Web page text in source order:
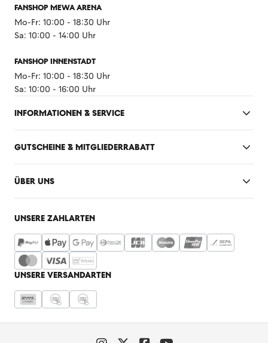
FANSHOP MEWA ARENA
Mo-Fr: 10:00 - 18:30 Uhr
Sa: 10:00 - 14:00 Uhr
FANSHOP INNENSTADT
Mo-Fr: 10:00 - 18:30 Uhr
Sa: 10:00 - 16:00 Uhr
INFORMATIONEN & SERVICE
GUTSCHEINE & MITGLIEDERRABATT
ÜBER UNS
UNSERE ZAHLARTEN
UNSERE VERSANDARTEN